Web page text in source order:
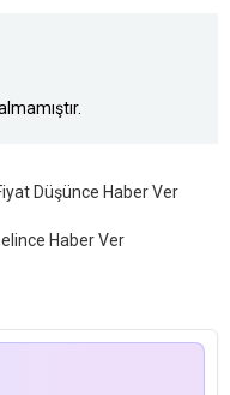
Düşünce Haber Ver
Haber Ver